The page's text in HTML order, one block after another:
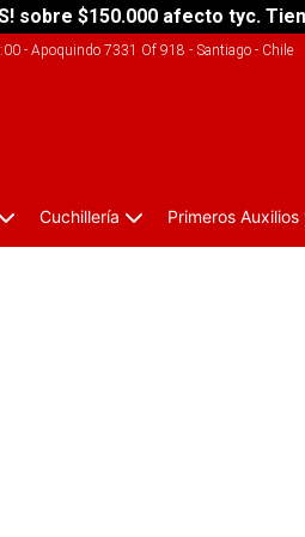
sobre $150.000 afecto tyc.
- Apoquindo 7331 Of 918 - Santiago - Chile
Cuchillería Primeros